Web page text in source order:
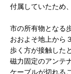
付属していたため
市の所有物となる
おおよそ地上から
歩く方が接触した
磁力固定のアンテ
ケーブルが切れる